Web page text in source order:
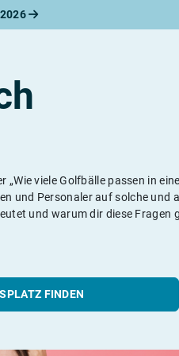
viele Golfbälle passen in
und Personaler auf solche und
und warum dir diese Fragen
FINDEN